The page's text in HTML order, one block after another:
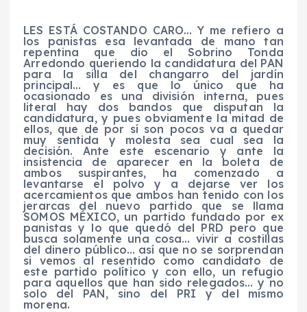
LES ESTÁ COSTANDO CARO… Y me refiero a
los panistas esa levantada de mano tan
repentina que dio el Sobrino Tonda
Arredondo queriendo la candidatura del PAN
para la silla del changarro del jardín
principal… y es que lo único que ha
ocasionado es una división interna, pues
literal hay dos bandos que disputan la
candidatura, y pues obviamente la mitad de
ellos, que de por sí son pocos va a quedar
muy sentida y molesta sea cual sea la
decisión. Ante este escenario y ante la
insistencia de aparecer en la boleta de
ambos suspirantes, ha comenzado a
levantarse el polvo y a dejarse ver los
acercamientos que ambos han tenido con los
jerarcas del nuevo partido que se llama
SOMOS MÉXICO, un partido fundado por ex
panistas y lo que quedó del PRD pero que
busca solamente una cosa… vivir a costillas
del dinero público… así que no se sorprendan
si vemos al resentido como candidato de
este partido político y con ello, un refugio
para aquellos que han sido relegados… y no
solo del PAN, sino del PRI y del mismo
morena.